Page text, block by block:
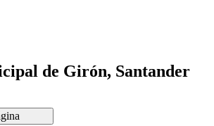
de Girón, Santander